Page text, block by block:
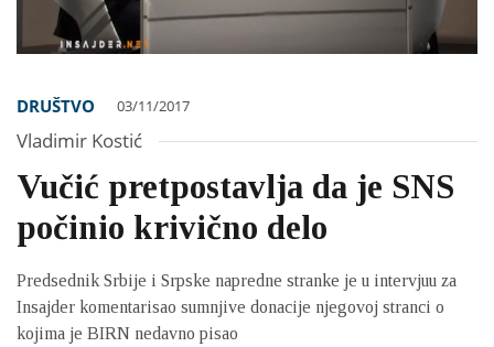
DRUŠTVO 03/11/2017
Vladimir Kostić
Vučić pretpostavlja da je SNS
počinio krivično delo
Predsednik Srbije i Srpske napredne stranke je u intervjuu za
Insajder komentarisao sumnjive donacije njegovoj stranci o
kojima je BIRN nedavno pisao